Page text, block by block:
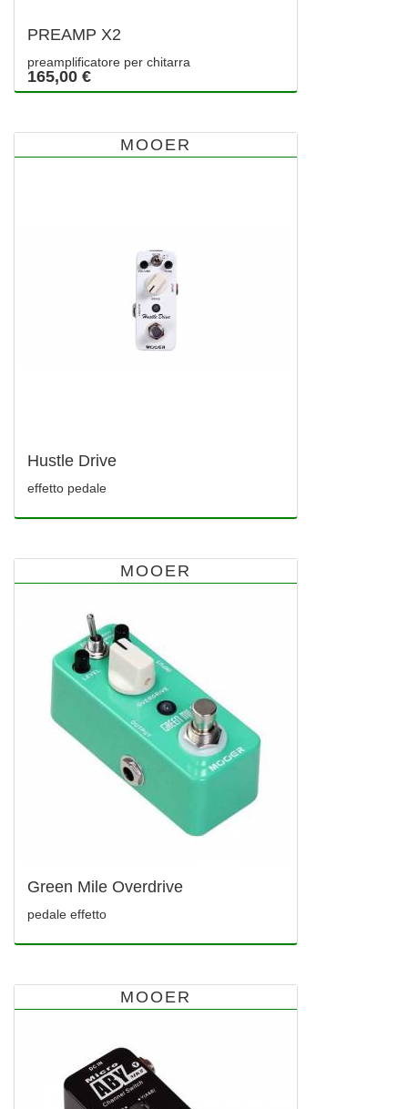
PREAMP X2
preamplificatore per chitarra
165,00 €
MOOER
Hustle Drive
effetto pedale
MOOER
Green Mile Overdrive
pedale effetto
MOOER